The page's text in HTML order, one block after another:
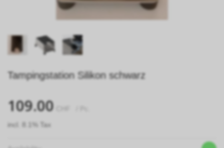
Tampingstation Silikon schwarz
109.00
incl. 8.1% Tax